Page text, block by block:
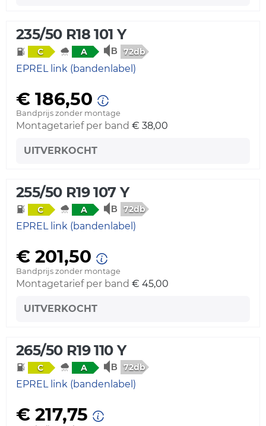
235/50 R18 101 Y
C A 72db
EPREL link (bandenlabel)
€ 186,50
Bandprijs zonder montage
Montagetarief per band € 38,00
UITVERKOCHT
255/50 R19 107 Y
C A 72db
EPREL link (bandenlabel)
€ 201,50
Bandprijs zonder montage
Montagetarief per band € 45,00
UITVERKOCHT
265/50 R19 110 Y
C A 72db
EPREL link (bandenlabel)
€ 217,75